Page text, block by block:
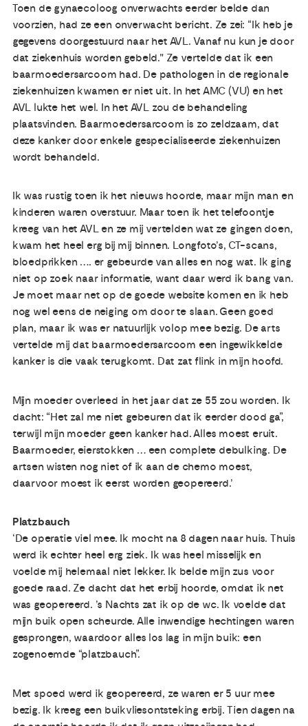
Toen de gynaecoloog onverwachts eerder belde dan
voorzien, had ze een onverwacht bericht. Ze zei: “Ik heb je
gegevens doorgestuurd naar het AVL. Vanaf nu kun je door
dat ziekenhuis worden gebeld." Ze vertelde dat ik een
baarmoedersarcoom had. De pathologen in de regionale
ziekenhuizen kwamen er niet uit. In het AMC (VU) en het
AVL lukte het wel. In het AVL zou de behandeling
plaatsvinden. Baarmoedersarcoom is zo zeldzaam, dat
deze kanker door enkele gespecialiseerde ziekenhuizen
wordt behandeld.
Ik was rustig toen ik het nieuws hoorde, maar mijn man en
kinderen waren overstuur. Maar toen ik het telefoontje
kreeg van het AVL en ze mij vertelden wat ze gingen doen,
kwam het heel erg bij mij binnen. Longfoto’s, CT-scans,
bloedprikken …. er gebeurde van alles en nog wat. Ik ging
niet op zoek naar informatie, want daar werd ik bang van.
Je moet maar net op de goede website komen en ik heb
nog wel eens de neiging om door te slaan. Geen goed
plan, maar ik was er natuurlijk volop mee bezig. De arts
vertelde mij dat baarmoedersarcoom een ingewikkelde
kanker is die vaak terugkomt. Dat zat flink in mijn hoofd.
Mijn moeder overleed in het jaar dat ze 55 zou worden. Ik
dacht: “Het zal me niet gebeuren dat ik eerder dood ga”,
terwijl mijn moeder geen kanker had. Alles moest eruit.
Baarmoeder, eierstokken … een complete debulking. De
artsen wisten nog niet of ik aan de chemo moest,
daarvoor moest ik eerst worden geopereerd.’
Platzbauch
‘De operatie viel mee. Ik mocht na 8 dagen naar huis. Thuis
werd ik echter heel erg ziek. Ik was heel misselijk en
voelde mij helemaal niet lekker. Ik belde mijn zus voor
goede raad. Ze dacht dat het erbij hoorde, omdat ik net
was geopereerd. ’s Nachts zat ik op de wc. Ik voelde dat
mijn buik open scheurde. Alle inwendige hechtingen waren
gesprongen, waardoor alles los lag in mijn buik: een
zogenoemde “platzbauch”.
Met spoed werd ik geopereerd, ze waren er 5 uur mee
bezig. Ik kreeg een buikvliesontsteking erbij. Tien dagen na